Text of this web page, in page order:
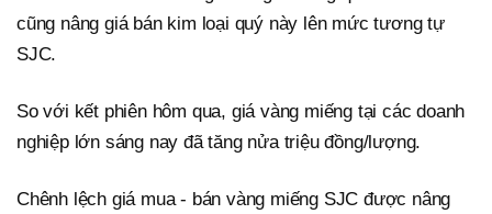
cũng nâng giá bán kim loại quý này lên mức tương tự
SJC.
So với kết phiên hôm qua, giá vàng miếng tại các doanh
nghiệp lớn sáng nay đã tăng nửa triệu đồng/lượng.
Chênh lệch giá mua - bán vàng miếng SJC được nâng